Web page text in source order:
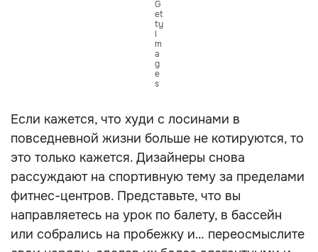
G
et
ty
I
m
a
g
e
s
Если кажется, что худи с лосинами в
повседневной жизни больше не котируются, то
это только кажется. Дизайнеры снова
рассуждают на спортивную тему за пределами
фитнес-центров. Представьте, что вы
направляетесь на урок по балету, в бассейн
или собрались на пробежку и… переосмыслите